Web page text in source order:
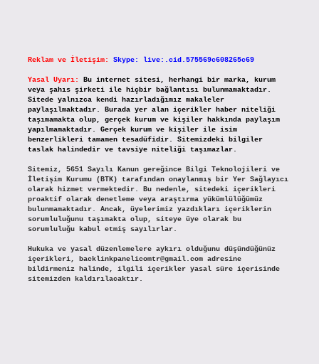
Reklam ve İletişim: Skype: live:.cid.575569c608265c69
Yasal Uyarı:
Bu internet sitesi, herhangi bir marka, kurum
veya şahıs şirketi ile hiçbir bağlantısı bulunmamaktadır.
Sitede yalnızca kendi hazırladığımız makaleler
paylaşılmaktadır. Burada yer alan içerikler haber niteliği
taşımamakta olup, gerçek kurum ve kişiler hakkında paylaşım
yapılmamaktadır. Gerçek kurum ve kişiler ile isim
benzerlikleri tamamen tesadüfidir. Sitemizdeki bilgiler
taslak halindedir ve tavsiye niteliği taşımazlar.
Sitemiz, 5651 Sayılı Kanun gereğince Bilgi Teknolojileri ve
İletişim Kurumu (BTK) tarafından onaylanmış bir Yer Sağlayıcı
olarak hizmet vermektedir. Bu nedenle, sitedeki içerikleri
proaktif olarak denetleme veya araştırma yükümlülüğümüz
bulunmamaktadır. Ancak, üyelerimiz yazdıkları içeriklerin
sorumluluğunu taşımakta olup, siteye üye olarak bu
sorumluluğu kabul etmiş sayılırlar.
Hukuka ve yasal düzenlemelere aykırı olduğunu düşündüğünüz
içerikleri,
backlinkpanelicomtr@gmail.comadresine
bildirmeniz halinde, ilgili içerikler yasal süre içerisinde
sitemizden kaldırılacaktır.